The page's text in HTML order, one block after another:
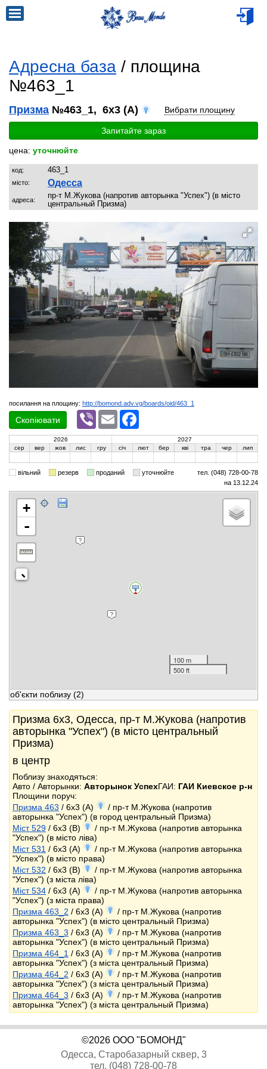
Адресна база / площина
№463_1
Призма №463_1, 6x3 (A) Вибрати площину
Запитайте зараз
цена: уточнюйте
код: 463_1
місто: Одесса
адреса:
пр-т М.Жукова (напротив авторынка "Успех") (в місто
центральный Призма)
посилання на площину: http://bomond.adv.vg/boards/oid/463_1
Скопіювати
Viber Email
2026
2027
сер
вер жов лис гру січ лют бер кві тра чер лип
вільний резерв проданий уточнюйте
тел. (048) 728-00-78
на 13.12.24
+
-
100 m
500 ft
об'єкти поблизу (2)
Призма 6x3, Одесса, пр-т М.Жукова (напротив
авторынка "Успех") (в місто центральный
Призма)
в центр
Поблизу знаходяться:
Авто / Авторынки: Авторынок УспехГАИ: ГАИ Киевское р-н
Площини поруч:
Призма 463 / 6x3 (A)
/ пр-т М.Жукова (напротив
авторынка "Успех") (в город центральный Призма)
Міст 529 / 6x3 (B)
/ пр-т М.Жукова (напротив авторынка
"Успех") (в місто ліва)
Міст 531 / 6x3 (A)
/ пр-т М.Жукова (напротив авторынка
"Успех") (в місто права)
Міст 532 / 6x3 (B)
/ пр-т М.Жукова (напротив авторынка
"Успех") (з міста ліва)
Міст 534 / 6x3 (A)
/ пр-т М.Жукова (напротив авторынка
"Успех") (з міста права)
Призма 463_2 / 6x3 (A)
/ пр-т М.Жукова (напротив
авторынка "Успех") (в місто центральный Призма)
Призма 463_3 / 6x3 (A)
/ пр-т М.Жукова (напротив
авторынка "Успех") (в місто центральный Призма)
Призма 464_1 / 6x3 (A)
/ пр-т М.Жукова (напротив
авторынка "Успех") (з міста центральный Призма)
Призма 464_2 / 6x3 (A)
/ пр-т М.Жукова (напротив
авторынка "Успех") (з міста центральный Призма)
Призма 464_3 / 6x3 (A)
/ пр-т М.Жукова (напротив
авторынка "Успех") (з міста центральный Призма)
©2026 ООО "БОМОНД"
Одесса, Старобазарный сквер, 3
тел. (048) 728-00-78